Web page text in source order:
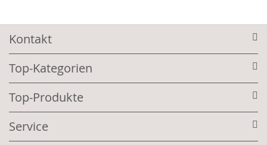
Kontakt
Top-Kategorien
Top-Produkte
Service